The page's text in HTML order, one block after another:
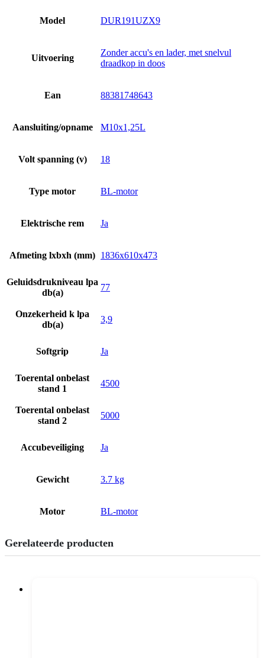
Model DUR191UZX9
Uitvoering
Zonder accu's en lader, met snelvul
draadkop in doos
Ean 88381748643
Aansluiting/opname M10x1,25L
Volt spanning (v) 18
Type motor BL-motor
Elektrische rem Ja
Afmeting lxbxh (mm) 1836x610x473
Geluidsdrukniveau lpa
db(a)
77
Onzekerheid k lpa
db(a)
3,9
Softgrip Ja
Toerental onbelast
stand 1
4500
Toerental onbelast
stand 2
5000
Accubeveiliging Ja
Gewicht 3.7 kg
Motor BL-motor
Gerelateerde producten